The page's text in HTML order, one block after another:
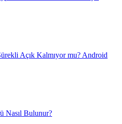
Açık Kalmıyor mu? Android
Nasıl Bulunur?